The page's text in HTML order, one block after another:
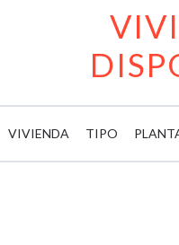
VIVIENDA TIPO